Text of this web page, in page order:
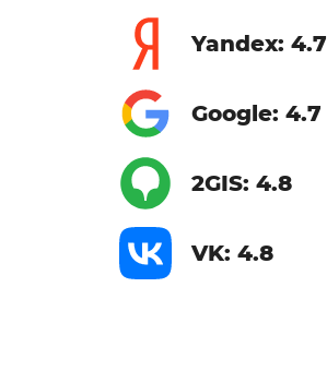
Yandex: 4.7
Google: 4.7
2GIS: 4.8
VK: 4.8